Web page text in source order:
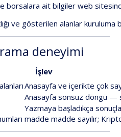
borsalara ait bilgiler web
ve gösterilen alanlar kuruluma
deneyimi
İşlev
alanlarıAnasayfa ve içerikte çok
Anasayfa sonsuz döngü —
Yazmaya başladıkça
madde madde sayılır;